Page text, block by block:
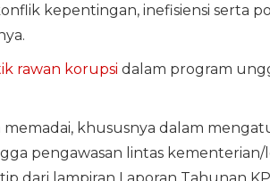
kepentingan, inefisiensi serta
rawan korupsi dalam program
memadai, khususnya dalam
pengawasan lintas
dari lampiran Laporan Tahunan